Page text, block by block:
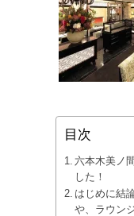
目次
六本木美ノ
した！
はじめに結
や、ラウン